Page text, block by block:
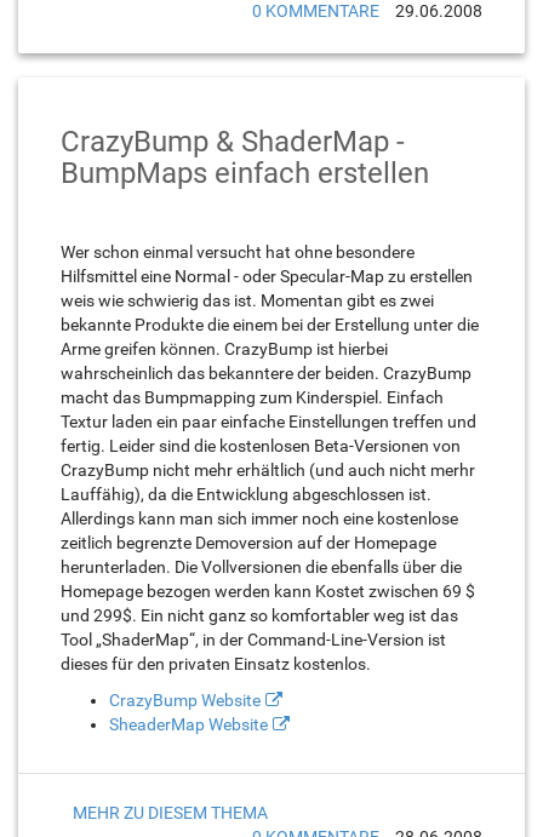
0 KOMMENTARE
29.06.2008
CrazyBump & ShaderMap -
BumpMaps einfach erstellen
Wer schon einmal versucht hat ohne besondere
Hilfsmittel eine Normal - oder Specular-Map zu erstellen
weis wie schwierig das ist. Momentan gibt es zwei
bekannte Produkte die einem bei der Erstellung unter die
Arme greifen können. CrazyBump ist hierbei
wahrscheinlich das bekanntere der beiden. CrazyBump
macht das Bumpmapping zum Kinderspiel. Einfach
Textur laden ein paar einfache Einstellungen treffen und
fertig. Leider sind die kostenlosen Beta-Versionen von
CrazyBump nicht mehr erhältlich (und auch nicht merhr
Lauffähig), da die Entwicklung abgeschlossen ist.
Allerdings kann man sich immer noch eine kostenlose
zeitlich begrenzte Demoversion auf der Homepage
herunterladen. Die Vollversionen die ebenfalls über die
Homepage bezogen werden kann Kostet zwischen 69 $
und 299$. Ein nicht ganz so komfortabler weg ist das
Tool „ShaderMap“, in der Command-Line-Version ist
dieses für den privaten Einsatz kostenlos.
CrazyBump Website
SheaderMap Website
MEHR ZU DIESEM THEMA